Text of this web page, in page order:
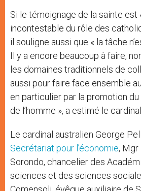
Si le témoignage de la sainte est
incontestable du rôle des
il souligne aussi que « la tâche
Il y a encore beaucoup à faire,
les domaines traditionnels de
aussi pour faire face ensemble
en particulier par la promotion
de l’homme », a estimé le
Le cardinal australien George
Secrétariat pour l’économie, Mgr
Sorondo, chancelier des
sciences et des sciences